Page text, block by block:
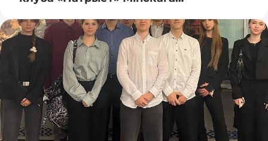
Усходнія могілкі ў Мінску